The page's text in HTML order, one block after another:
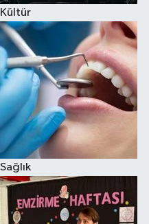
Kültür
Sağlık